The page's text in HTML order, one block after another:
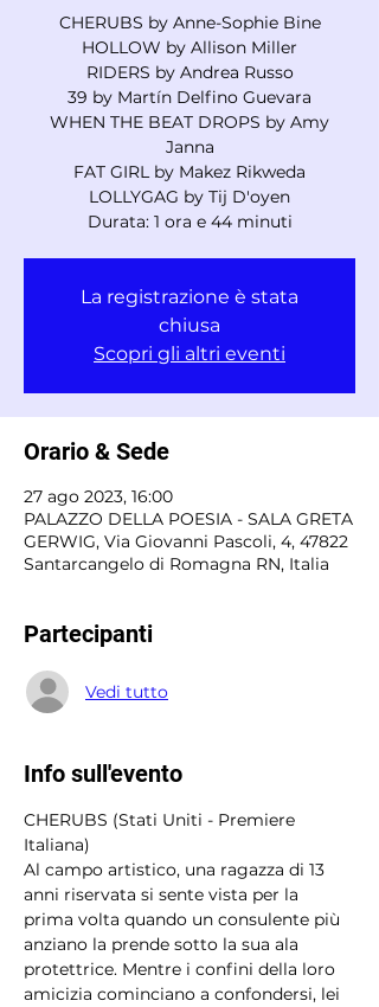
CHERUBS by Anne-Sophie Bine
HOLLOW by Allison Miller
RIDERS by Andrea Russo
39 by Martín Delfino Guevara
WHEN THE BEAT DROPS by Amy
Janna
FAT GIRL by Makez Rikweda
LOLLYGAG by Tij D'oyen
Durata: 1 ora e 44 minuti
La registrazione è stata
chiusa
Scopri gli altri eventi
Orario & Sede
27 ago 2023, 16:00
PALAZZO DELLA POESIA - SALA GRETA
GERWIG, Via Giovanni Pascoli, 4, 47822
Santarcangelo di Romagna RN, Italia
Partecipanti
Vedi tutto
Info sull'evento
CHERUBS (Stati Uniti - Premiere
Italiana)
Al campo artistico, una ragazza di 13
anni riservata si sente vista per la
prima volta quando un consulente più
anziano la prende sotto la sua ala
protettrice. Mentre i confini della loro
amicizia cominciano a confondersi, lei